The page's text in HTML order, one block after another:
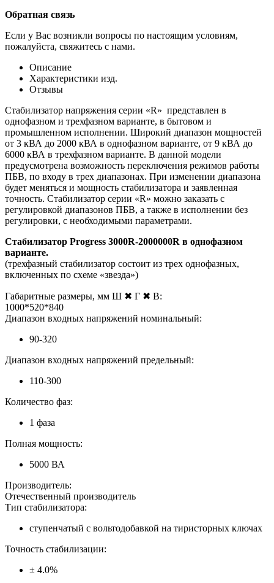
Обратная связь
Если у Вас возникли вопросы по настоящим условиям,
пожалуйста, свяжитесь с нами.
Описание
Характеристики изд.
Отзывы
Стабилизатор напряжения серии «R» представлен в
однофазном и трехфазном варианте, в бытовом и
промышленном исполнении. Широкий диапазон мощностей
от 3 кВА до 2000 кВА в однофазном варианте, от 9 кВА до
6000 кВА в трехфазном варианте. В данной модели
предусмотрена возможность переключения режимов работы
ПБВ, по входу в трех диапазонах. При изменении диапазона
будет меняться и мощность стабилизатора и заявленная
точность. Стабилизатор серии «R» можно заказать с
регулировкой диапазонов ПБВ, а также в исполнении без
регулировки, с необходимыми параметрами.
Стабилизатор Progress 3000R-2000000R в однофазном
варианте.
(трехфазный стабилизатор состоит из трех однофазных,
включенных по схеме «звезда»)
Габаритные размеры, мм Ш ✖ Г ✖ В:
1000*520*840
Диапазон входных напряжений номинальный:
90-320
Диапазон входных напряжений предельный:
110-300
Количество фаз:
1 фаза
Полная мощность:
5000 ВА
Производитель:
Отечественный производитель
Тип стабилизатора:
ступенчатый с вольтодобавкой на тиристорных ключах
Точность стабилизации:
± 4.0%